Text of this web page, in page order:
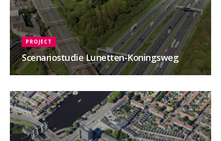
Scenariostudie Lunetten-Koningsweg
PROJECT